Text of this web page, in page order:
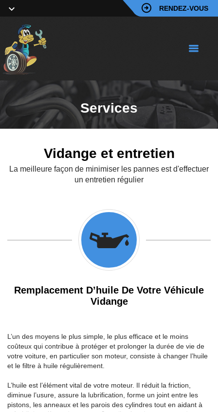
RENDEZ-VOUS
Services
Vidange et entretien
La meilleure façon de minimiser les pannes est d'effectuer
un entretien régulier
Remplacement D’huile De Votre Véhicule
Vidange
L’un des moyens le plus simple, le plus efficace et le moins
coûteux qui contribue à protéger et prolonger la durée de vie de
votre voiture, en particulier son moteur, consiste à changer l’huile
et le filtre à huile régulièrement.
L’huile est l’élément vital de votre moteur. Il réduit la friction,
diminue l’usure, assure la lubrification, forme un joint entre les
pistons, les anneaux et les parois des cylindres tout en aidant à